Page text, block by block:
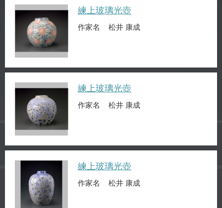
練上玻璃光壺
作家名 松井 康成
練上玻璃光壺
作家名 松井 康成
練上玻璃光壺
作家名 松井 康成